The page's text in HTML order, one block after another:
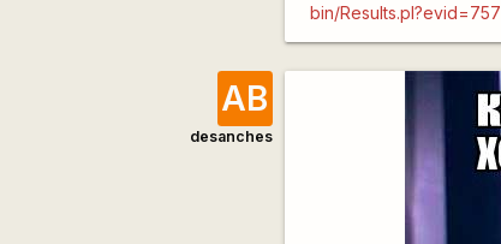
bin/Results.pl?evid=757
АВ
desanches